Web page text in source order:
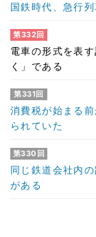
国鉄時代、急行
第332回
電車の形式を表
く」である
第331回
消費税が始まる
られていた
第330回
同じ鉄道会社内
がある